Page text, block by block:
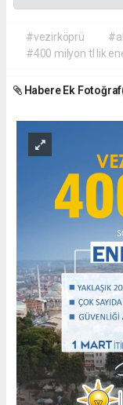
#vezirköprü
#400 milyon tl lik
Habere Ek